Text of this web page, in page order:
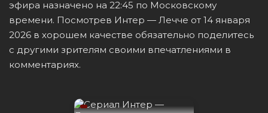
эфира назначено на 22:45 по Московскому
времени. Посмотрев Интер — Лечче от 14 января
2026 в хорошем качестве обязательно поделитесь
с другими зрителям своими впечатлениями в
комментариях.